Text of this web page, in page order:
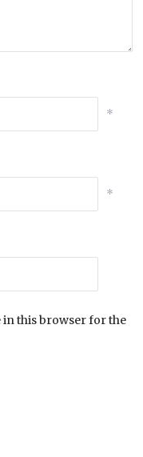
*
*
in this browser for the